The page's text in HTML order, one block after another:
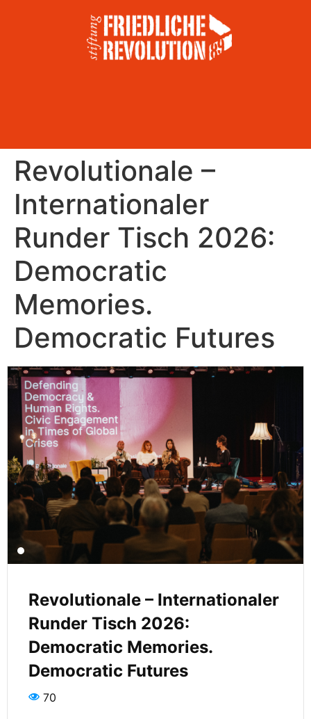
Revolutionale –
Internationaler
Runder Tisch 2026:
Democratic
Memories.
Democratic Futures
Revolutionale – Internationaler
Runder Tisch 2026:
Democratic Memories.
Democratic Futures
70